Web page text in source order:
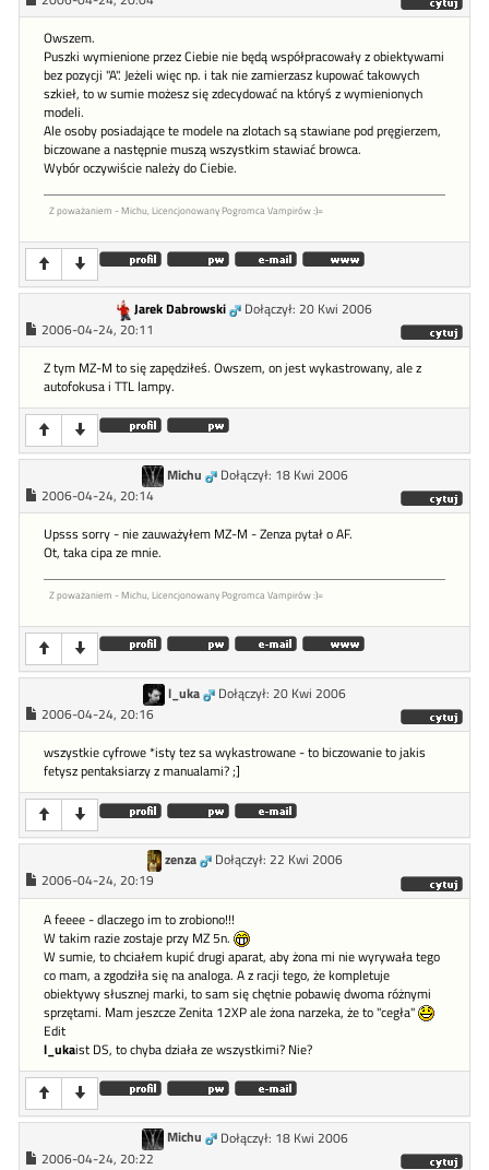
Owszem.
Puszki wymienione przez Ciebie nie będą współpracowały z obiektywami
bez pozycji "A". Jeżeli więc np. i tak nie zamierzasz kupować takowych
szkieł, to w sumie możesz się zdecydować na któryś z wymienionych
modeli.
Ale osoby posiadające te modele na zlotach są stawiane pod pręgierzem,
biczowane a następnie muszą wszystkim stawiać browca.
Wybór oczywiście należy do Ciebie.
Z poważaniem - Michu, Licencjonowany Pogromca Vampirów :)=
Jarek Dabrowski
Dołączył: 20 Kwi 2006
2006-04-24, 20:11
Z tym MZ-M to się zapędziłeś. Owszem, on jest wykastrowany, ale z
autofokusa i TTL lampy.
Michu
Dołączył: 18 Kwi 2006
2006-04-24, 20:14
Upsss sorry - nie zauważyłem MZ-M - Zenza pytał o AF.
Ot, taka cipa ze mnie.
Z poważaniem - Michu, Licencjonowany Pogromca Vampirów :)=
l_uka
Dołączył: 20 Kwi 2006
2006-04-24, 20:16
wszystkie cyfrowe *isty tez sa wykastrowane - to biczowanie to jakis
fetysz pentaksiarzy z manualami? ;]
zenza
Dołączył: 22 Kwi 2006
2006-04-24, 20:19
A feeee - dlaczego im to zrobiono!!!
W takim razie zostaje przy MZ 5n.
W sumie, to chciałem kupić drugi aparat, aby żona mi nie wyrywała tego
co mam, a zgodziła się na analoga. A z racji tego, że kompletuje
obiektywy słusznej marki, to sam się chętnie pobawię dwoma różnymi
sprzętami. Mam jeszcze Zenita 12XP ale żona narzeka, że to "cegła"
Edit
l_ukaist DS, to chyba działa ze wszystkimi? Nie?
Michu
Dołączył: 18 Kwi 2006
2006-04-24, 20:22